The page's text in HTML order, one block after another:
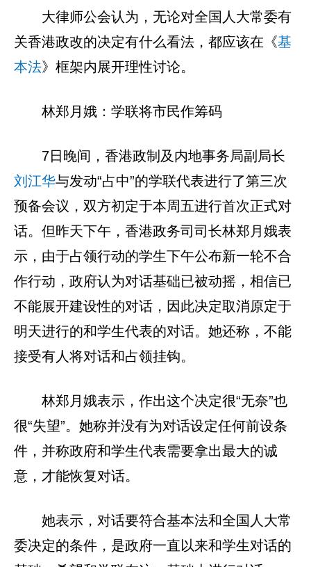
大律师公会认为，无论对全国人大常委有
关香港政改的决定有什么看法，都应该在《基
本法》框架内展开理性讨论。
林郑月娥：学联将市民作筹码
7日晚间，香港政制及内地事务局副局长
刘江华与发动“占中”的学联代表进行了第三次
预备会议，双方初定于本周五进行首次正式对
话。但昨天下午，香港政务司司长林郑月娥表
示，由于占领行动的学生下午公布新一轮不合
作行动，政府认为对话基础已被动摇，相信已
不能展开建设性的对话，因此决定取消原定于
明天进行的和学生代表的对话。她还称，不能
接受有人将对话和占领挂钩。
林郑月娥表示，作出这个决定很“无奈”也
很“失望”。她称并没有为对话设定任何前设条
件，并称政府和学生代表需要拿出最大的诚
意，才能恢复对话。
她表示，对话要符合基本法和全国人大常
委决定的条件，是政府一直以来和学生对话的